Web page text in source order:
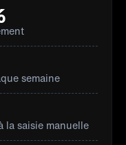
semaine
la saisie manuelle